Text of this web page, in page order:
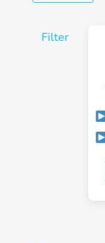
Filter